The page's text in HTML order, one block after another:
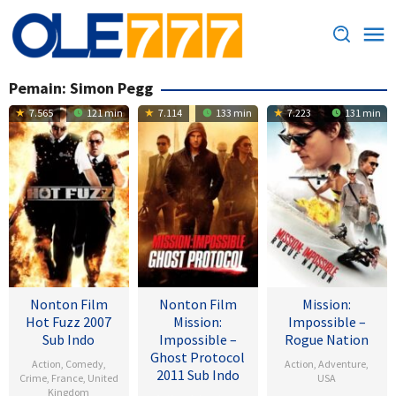
Loncat
ke
konten
Pemain: Simon Pegg
7.565 121 min
Nonton Film
Hot Fuzz 2007
Sub Indo
Action Comedy,
Crime, France, United
Kingdom
7.114 133 min
Nonton Film
Mission:
Impossible –
Ghost Protocol
2011 Sub Indo
7.223 131 min
Mission:
Impossible –
Rogue Nation
Action ,Adventure
USA